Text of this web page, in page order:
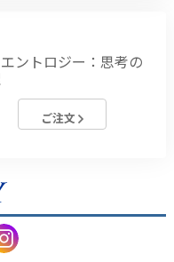
ントロジー：思考の
ご注文